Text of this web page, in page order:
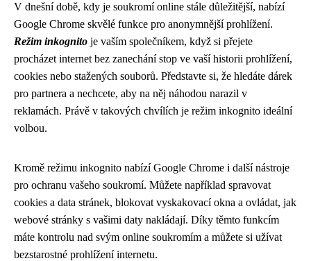
V dnešní době, kdy je soukromí online stále důležitější, nabízí
Google Chrome skvělé funkce pro anonymnější prohlížení.
Režim inkognito je vaším společníkem, když si přejete
procházet internet bez zanechání stop ve vaší historii prohlížení,
cookies nebo stažených souborů. Představte si, že hledáte dárek
pro partnera a nechcete, aby na něj náhodou narazil v
reklamách. Právě v takových chvílích je režim inkognito ideální
volbou.
Kromě režimu inkognito nabízí Google Chrome i další nástroje
pro ochranu vašeho soukromí. Můžete například spravovat
cookies a data stránek, blokovat vyskakovací okna a ovládat, jak
webové stránky s vašimi daty nakládají. Díky těmto funkcím
máte kontrolu nad svým online soukromím a můžete si užívat
bezstarostné prohlížení internetu.